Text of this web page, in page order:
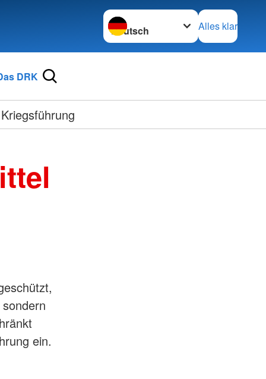
Sprache wechseln zu
Alles klar
DRK
ein.